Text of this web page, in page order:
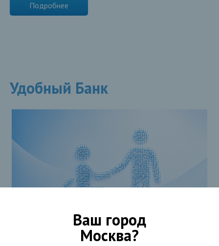
Подробнее
Удобный Банк
Ваш город
Москва?